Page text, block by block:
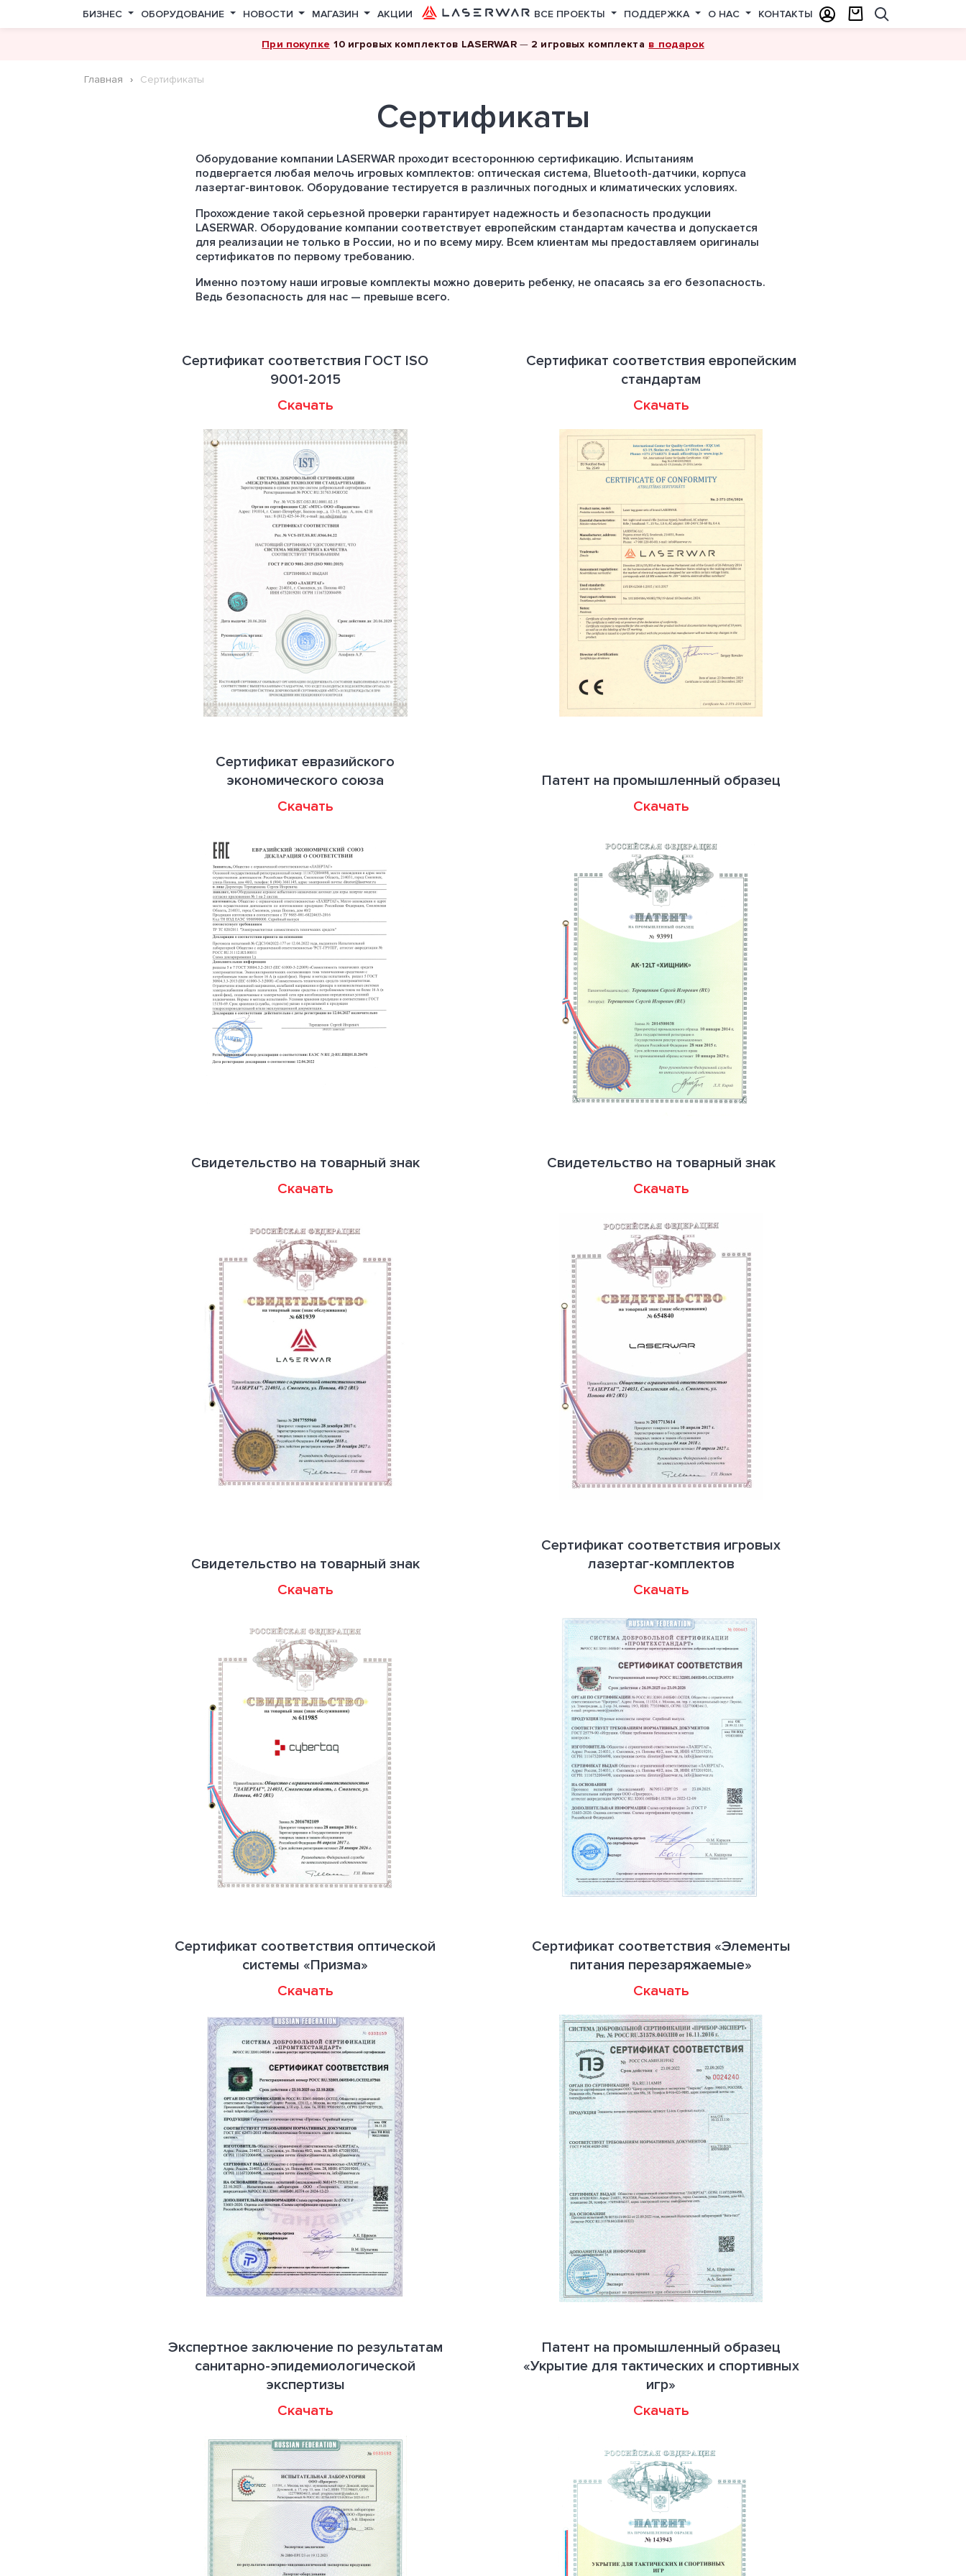
БИЗНЕС ОБОРУДОВАНИЕ НОВОСТИ МАГАЗИН АКЦИИ ВСЕ ПРОЕКТЫ ПОДДЕРЖКА О НАС КОНТАКТЫ
При покупке 10 игровых комплектов LASERWAR— 2 игровых комплекта в подарок
Главная Сертификаты
Сертификаты
Оборудование компании LASERWAR проходит всестороннюю сертификацию. Испытаниям
подвергается любая мелочь игровых комплектов: оптическая система, Bluetooth-датчики, корпуса
лазертаг-винтовок. Оборудование тестируется в различных погодных и климатических условиях.
Прохождение такой серьезной проверки гарантирует надежность и безопасность продукции
LASERWAR. Оборудование компании соответствует европейским стандартам качества и допускается
для реализации не только в России, но и по всему миру. Всем клиентам мы предоставляем оригиналы
сертификатов по первому требованию.
Именно поэтому наши игровые комплекты можно доверить ребенку, не опасаясь за его безопасность.
Ведь безопасность для нас — превыше всего.
Сертификат соответствия ГОСТ ISO
9001-2015
Скачать
Сертификат соответствия европейским
стандартам
Скачать
Сертификат евразийского
экономического союза
Скачать
Патент на промышленный образец
Скачать
Свидетельство на товарный знак
Скачать
Свидетельство на товарный знак
Скачать
Свидетельство на товарный знак
Скачать
Сертификат соответствия игровых
лазертаг-комплектов
Скачать
Сертификат соответствия оптической
системы «Призма»
Скачать
Сертификат соответствия «Элементы
питания перезаряжаемые»
Скачать
Экспертное заключение по результатам
санитарно-эпидемиологической
экспертизы
Скачать
Патент на промышленный образец
«Укрытие для тактических и спортивных
игр»
Скачать